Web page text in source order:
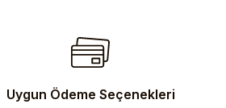
Uygun Ödeme Seçenekleri